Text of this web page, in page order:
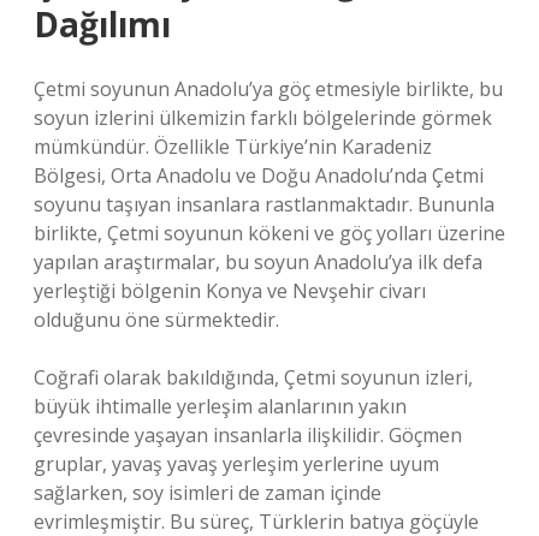
Dağılımı
Çetmi soyunun Anadolu’ya göç etmesiyle birlikte, bu
soyun izlerini ülkemizin farklı bölgelerinde görmek
mümkündür. Özellikle Türkiye’nin Karadeniz
Bölgesi, Orta Anadolu ve Doğu Anadolu’nda Çetmi
soyunu taşıyan insanlara rastlanmaktadır. Bununla
birlikte, Çetmi soyunun kökeni ve göç yolları üzerine
yapılan araştırmalar, bu soyun Anadolu’ya ilk defa
yerleştiği bölgenin Konya ve Nevşehir civarı
olduğunu öne sürmektedir.
Coğrafi olarak bakıldığında, Çetmi soyunun izleri,
büyük ihtimalle yerleşim alanlarının yakın
çevresinde yaşayan insanlarla ilişkilidir. Göçmen
gruplar, yavaş yavaş yerleşim yerlerine uyum
sağlarken, soy isimleri de zaman içinde
evrimleşmiştir. Bu süreç, Türklerin batıya göçüyle